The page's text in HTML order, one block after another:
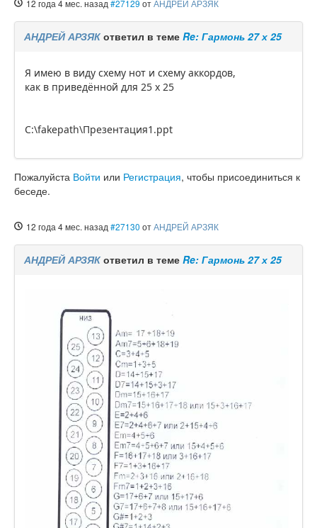
12 года 4 мес. назад #27129 отАНДРЕЙ АРЗЯК
АНДРЕЙ АРЗЯК ответил в теме Re: Гармонь 27 х 25
Я имею в виду схему нот и схему аккордов,
как в приведённой для 25 х 25
C:\fakepath\Презентация1.ppt
Пожалуйста Войти или Регистрация, чтобы присоединиться к
беседе.
12 года 4 мес. назад #27130 отАНДРЕЙ АРЗЯК
АНДРЕЙ АРЗЯК ответил в теме Re: Гармонь 27 х 25